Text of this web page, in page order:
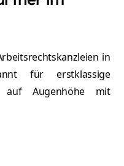
in
für erstklassige
auf Augenhöhe mit